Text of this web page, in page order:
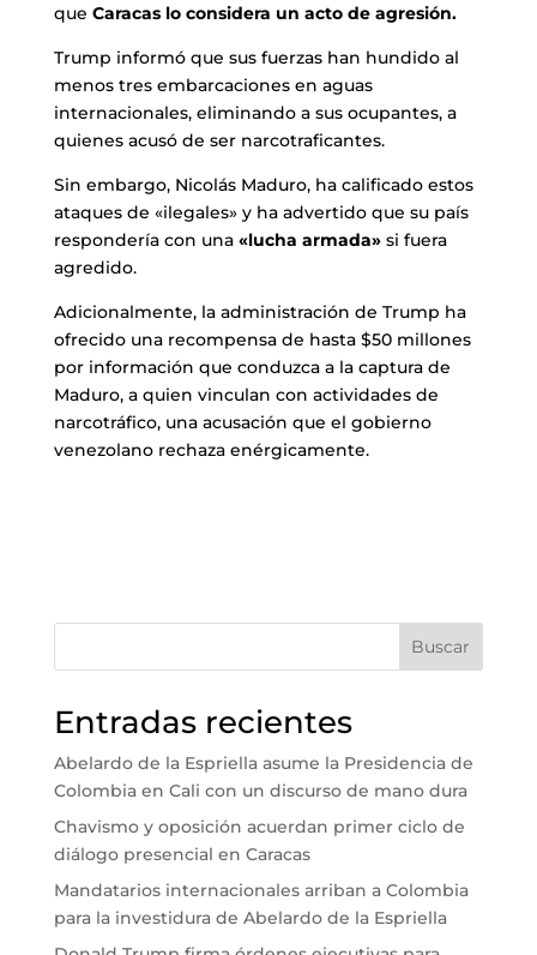
que Caracas lo considera un acto de agresión.
Trump informó que sus fuerzas han hundido al
menos tres embarcaciones en aguas
internacionales, eliminando a sus ocupantes, a
quienes acusó de ser narcotraficantes.
Sin embargo, Nicolás Maduro, ha calificado estos
ataques de «ilegales» y ha advertido que su país
respondería con una «lucha armada»si fuera
agredido.
Adicionalmente, la administración de Trump ha
ofrecido una recompensa de hasta $50 millones
por información que conduzca a la captura de
Maduro, a quien vinculan con actividades de
narcotráfico, una acusación que el gobierno
venezolano rechaza enérgicamente.
Buscar
Entradas recientes
Abelardo de la Espriella asume la Presidencia de
Colombia en Cali con un discurso de mano dura
Chavismo y oposición acuerdan primer ciclo de
diálogo presencial en Caracas
Mandatarios internacionales arriban a Colombia
para la investidura de Abelardo de la Espriella